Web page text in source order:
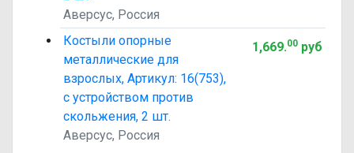
Аверсус, Россия
Костыли опорные
металлические для
взрослых, Артикул: 16(753),
с устройством против
скольжения, 2 шт.
Аверсус, Россия
1,669.00руб